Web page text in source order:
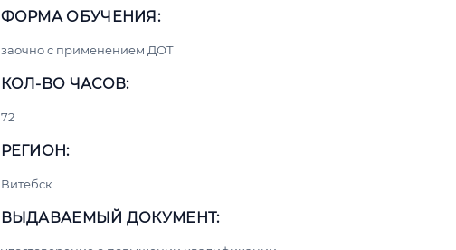
ФОРМА ОБУЧЕНИЯ:
заочно с применением ДОТ
КОЛ-ВО ЧАСОВ:
72
РЕГИОН:
Витебск
ВЫДАВАЕМЫЙ ДОКУМЕНТ: